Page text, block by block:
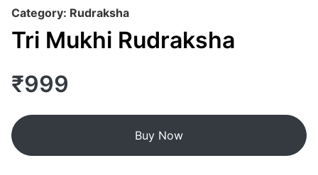
Category: Rudraksha
Tri Mukhi Rudraksha
₹999
Buy Now